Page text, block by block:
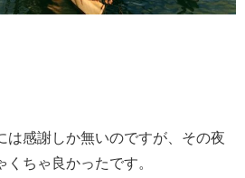
感謝しか無いのですが、その夜
ちゃ良かったです。